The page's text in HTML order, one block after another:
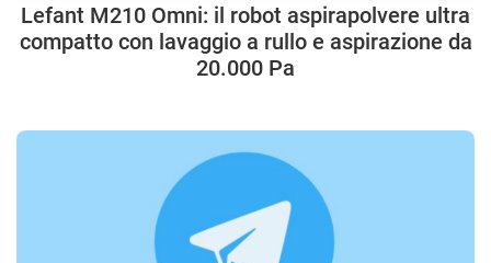
Lefant M210 Omni: il robot aspirapolvere ultra
compatto con lavaggio a rullo e aspirazione da
20.000 Pa